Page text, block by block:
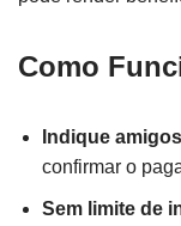
Como
Indique amigos
confirmar o
Sem limite de